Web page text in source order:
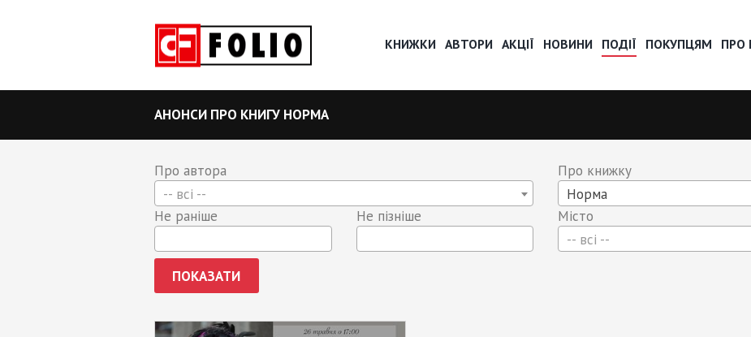
КНИЖКИ АВТОРИ АКЦІЇ НОВИНИ ПОДІЇ ПОКУПЦЯМ ПРО
АНОНСИ ПРО КНИГУ НОРМА
Про автора
-- всі --
Про книжку
Норма
Не раніше
Не пізніше
Місто
-- всі --